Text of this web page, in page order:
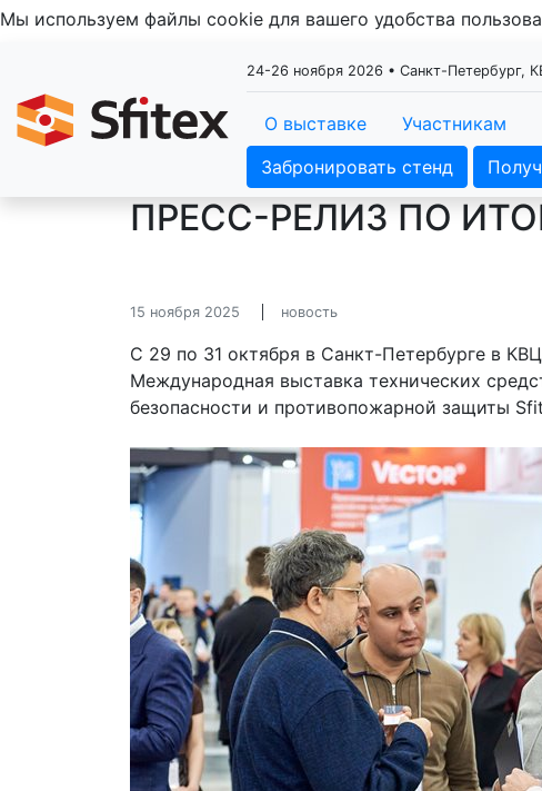
Мы используем файлы cookie для вашего удобства
24-26 ноября 2026 • Санкт-
О выставке Участникам
Забронировать стенд
ПРЕСС-РЕЛИЗ ПО
15 ноября 2025 новость
С 29 по 31 октября в Санкт-Петербурге в
Международная выставка технических
безопасности и противопожарной защиты